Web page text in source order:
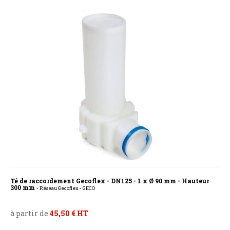
Té de raccordement Gecoflex - DN125 - 1 x Ø 90 mm - Hauteur
300 mm - Réseau Gecoflex - GECO
à partir de 45,50 € HT